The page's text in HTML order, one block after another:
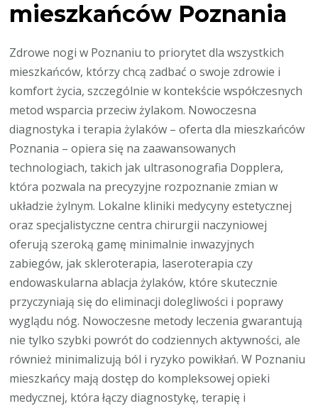
mieszkańców Poznania
Zdrowe nogi w Poznaniu to priorytet dla wszystkich
mieszkańców, którzy chcą zadbać o swoje zdrowie i
komfort życia, szczególnie w kontekście współczesnych
metod wsparcia przeciw żylakom. Nowoczesna
diagnostyka i terapia żylaków – oferta dla mieszkańców
Poznania – opiera się na zaawansowanych
technologiach, takich jak ultrasonografia Dopplera,
która pozwala na precyzyjne rozpoznanie zmian w
układzie żylnym. Lokalne kliniki medycyny estetycznej
oraz specjalistyczne centra chirurgii naczyniowej
oferują szeroką gamę minimalnie inwazyjnych
zabiegów, jak skleroterapia, laseroterapia czy
endowaskularna ablacja żylaków, które skutecznie
przyczyniają się do eliminacji dolegliwości i poprawy
wyglądu nóg. Nowoczesne metody leczenia gwarantują
nie tylko szybki powrót do codziennych aktywności, ale
również minimalizują ból i ryzyko powikłań. W Poznaniu
mieszkańcy mają dostęp do kompleksowej opieki
medycznej, która łączy diagnostykę, terapię i